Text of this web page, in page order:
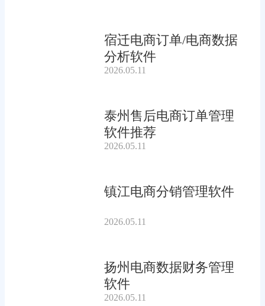
宿迁电商订单/电商数据
分析软件
2026.05.11
泰州售后电商订单管理
软件推荐
2026.05.11
镇江电商分销管理软件
2026.05.11
扬州电商数据财务管理
软件
2026.05.11